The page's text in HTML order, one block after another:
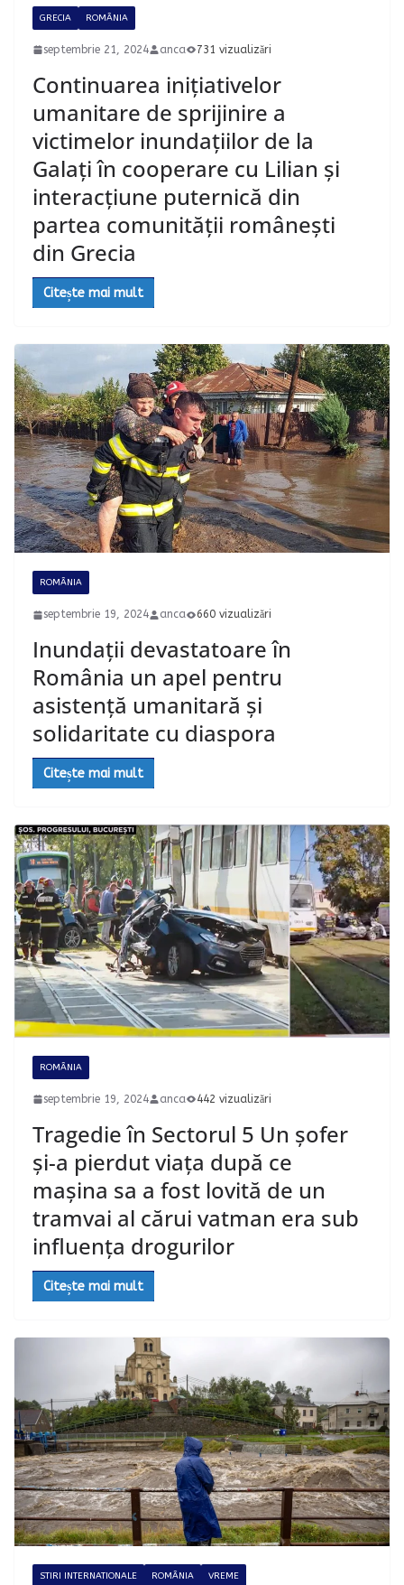
GRECIA ROMÂNIA
septembrie 21, 2024 anca 731 vizualizări
Continuarea inițiativelor
umanitare de sprijinire a
victimelor inundațiilor de la
Galați în cooperare cu Lilian și
interacțiune puternică din
partea comunității românești
din Grecia
Citește mai mult
ROMÂNIA
septembrie 19, 2024 anca 660 vizualizări
Inundații devastatoare în
România un apel pentru
asistență umanitară și
solidaritate cu diaspora
Citește mai mult
ROMÂNIA
septembrie 19, 2024 anca 442 vizualizări
Tragedie în Sectorul 5 Un șofer
și-a pierdut viața după ce
mașina sa a fost lovită de un
tramvai al cărui vatman era sub
influența drogurilor
Citește mai mult
STIRI INTERNATIONALE ROMÂNIA VREME